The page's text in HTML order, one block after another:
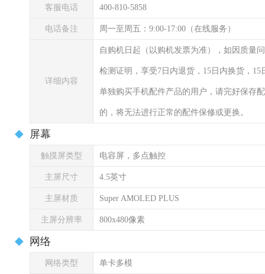
客服电话 400-810-5858
电话备注 周一至周五：9:00-17:00（在线服务）
详细内容
自购机日起（以购机发票为准），如因质量
检测证明，享受7日内退货，15日内换货，
单独购买手机配件产品的用户，请完好保存
的，将无法进行正常的配件保修或更换。
屏幕
触摸屏类型 电容屏，多点触控
主屏尺寸 4.5英寸
主屏材质 Super AMOLED PLUS
主屏分辨率 800x480像素
网络
网络类型 单卡多模